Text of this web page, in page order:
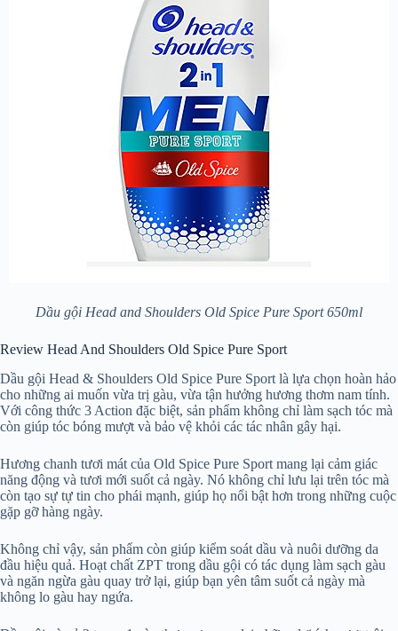
Dầu gội Head and Shoulders Old Spice Pure Sport 650ml
Review Head And Shoulders Old Spice Pure Sport
Dầu gội Head & Shoulders Old Spice Pure Sport là lựa chọn hoàn hảo
cho những ai muốn vừa trị gàu, vừa tận hưởng hương thơm nam tính.
Với công thức 3 Action đặc biệt, sản phẩm không chỉ làm sạch tóc mà
còn giúp tóc bóng mượt và bảo vệ khỏi các tác nhân gây hại.
Hương chanh tươi mát của Old Spice Pure Sport mang lại cảm giác
năng động và tươi mới suốt cả ngày. Nó không chỉ lưu lại trên tóc mà
còn tạo sự tự tin cho phái mạnh, giúp họ nổi bật hơn trong những cuộc
gặp gỡ hàng ngày.
Không chỉ vậy, sản phẩm còn giúp kiểm soát dầu và nuôi dưỡng da
đầu hiệu quả. Hoạt chất ZPT trong dầu gội có tác dụng làm sạch gàu
và ngăn ngừa gàu quay trở lại, giúp bạn yên tâm suốt cả ngày mà
không lo gàu hay ngứa.